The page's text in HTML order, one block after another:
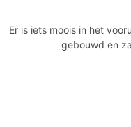
Er is iets moois in het
gebouwd en